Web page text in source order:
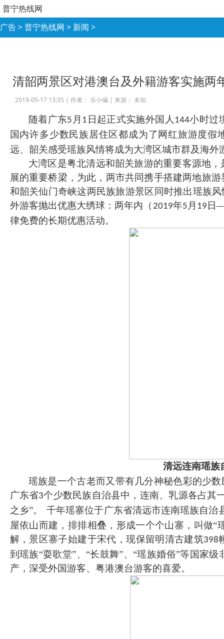
普宁热线网
广告>普宁热线网 > 新闻 >
清韶两景区对港澳台及外籍游客实施两
2019-05-17 13:35 | 作者： 乐小编 | 来源： 未知
随着广东5 月 1 日起正式实施外国人 144小时过
国内许多少数民族居住区都成为了网红旅游度假
远、韶关感受瑶族风情将成为大湾区城市群及海外
大湾区是粤北清远和韶关旅游的重要客源地
展的重要桥梁，为此，两市共同携手搭建两地旅
和韶关仙门奇峡这两民族旅游景区同时推出瑶族
外游客抛出优惠大绣球：两年内（ 2019年5 月 19 日
律免费的长期优惠活动。
清远连南瑶族
瑶族是一个古老而又带有几分神秘色彩的少
广东省3个少数民族自治县中，连南、乳源各占其
之乡”。
千年瑶寨位于广东省清远市连南瑶族自治
屋依山而建，排排相叠，形成一个个山寨，叫做“
解，景区寨子始建于宋代，现保留明清古建筑398
到瑶族“耍歌堂”、“长鼓舞”、“瑶族婚俗”等国家
产，深受外国游客、粤港澳台游客的喜爱。